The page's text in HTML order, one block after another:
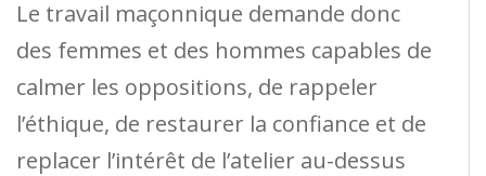
Le travail maçonnique demande donc
des femmes et des hommes capables de
calmer les oppositions, de rappeler
l’éthique, de restaurer la confiance et de
replacer l’intérêt de l’atelier au-dessus